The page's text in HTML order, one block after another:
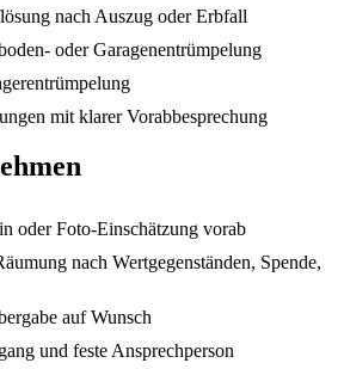
nach Auszug oder Erbfall
oder Garagenentrümpelung
mit klarer Vorabbesprechung
oder Foto-Einschätzung vorab
nach Wertgegenständen, Spende,
auf Wunsch
und feste Ansprechperson